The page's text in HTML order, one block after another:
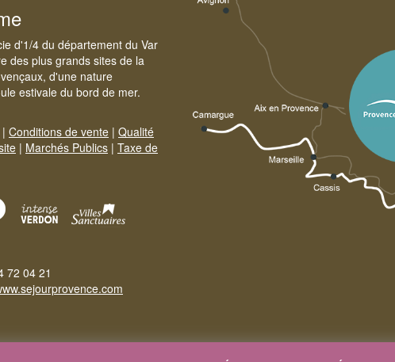
d'1/4 du département du Var
des plus grands sites de la
d'une nature
estivale du bord de mer.
| Conditions de vente | Qualité
| Marchés Publics | Taxe de
72 04 21